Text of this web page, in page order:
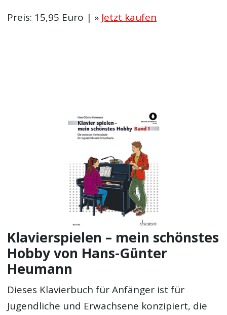
Preis: 15,95 Euro | » Jetzt kaufen
Klavierspielen – mein schönstes
Hobby von Hans-Günter
Heumann
Dieses Klavierbuch für Anfänger ist für
Jugendliche und Erwachsene konzipiert, die